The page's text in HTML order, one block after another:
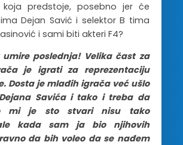
koja predstoje, posebno jer će
Dejan Savić i selektor B tima
i sami biti akteri F4?
umire poslednja! Velika čast za
je igrati za reprezentaciju
Dosta je mlađih igrača već ušlo
Savića i tako i treba da
mi je sto stvari nisu tako
kada sam ja bio njihovih
da bih voleo da se nađem